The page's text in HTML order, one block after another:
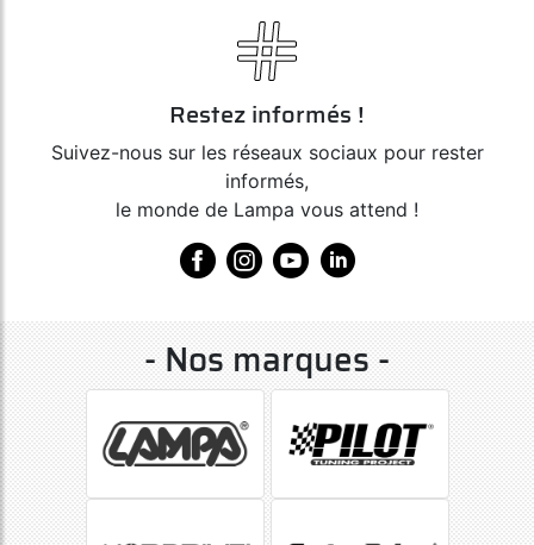
Restez informés !
Suivez-nous sur les réseaux sociaux pour rester
informés,
le monde de Lampa vous attend !
- Nos marques -